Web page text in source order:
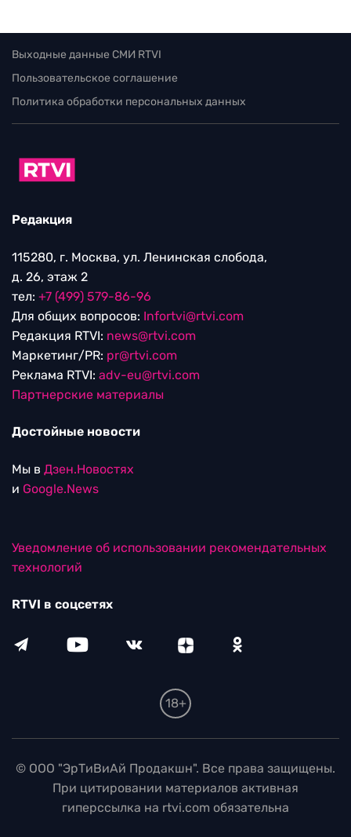
Выходные данные СМИ RTVI
Пользовательское соглашение
Политика обработки персональных данных
Редакция
115280, г. Москва, ул. Ленинская слобода,
д. 26, этаж 2
тел: +7 (499) 579-86-96
Для общих вопросов: Infortvi@rtvi.com
Редакция RTVI: news@rtvi.com
Маркетинг/PR: pr@rtvi.com
Реклама RTVI: adv-eu@rtvi.com
Партнерские материалы
Достойные новости
Мы в Дзен.Новостях
и Google.News
Уведомление об использовании рекомендательных
технологий
RTVI в соцсетях
18+
© ООО "ЭрТиВиАй Продакшн". Все права защищены.
При цитировании материалов активная
гиперссылка на rtvi.com обязательна